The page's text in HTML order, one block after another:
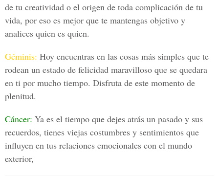
de tu creatividad o el origen de toda complicación de tu
vida, por eso es mejor que te mantengas objetivo y
analices quien es quien.
Géminis: Hoy encuentras en las cosas más simples que te
rodean un estado de felicidad maravilloso que se quedara
en ti por mucho tiempo. Disfruta de este momento de
plenitud.
Cáncer: Ya es el tiempo que dejes atrás un pasado y sus
recuerdos, tienes viejas costumbres y sentimientos que
influyen en tus relaciones emocionales con el mundo
exterior,